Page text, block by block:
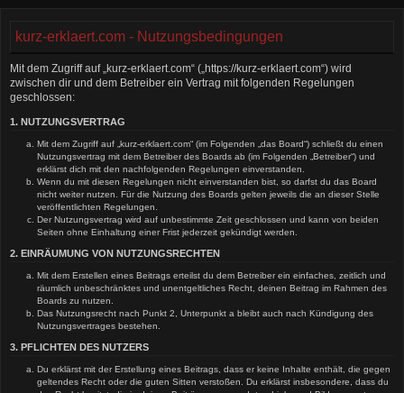
kurz-erklaert.com - Nutzungsbedingungen
Mit dem Zugriff auf „kurz-erklaert.com“ („https://kurz-erklaert.com“) wird
zwischen dir und dem Betreiber ein Vertrag mit folgenden Regelungen
geschlossen:
1. NUTZUNGSVERTRAG
Mit dem Zugriff auf „kurz-erklaert.com“ (im Folgenden „das Board“) schließt du einen
Nutzungsvertrag mit dem Betreiber des Boards ab (im Folgenden „Betreiber“) und
erklärst dich mit den nachfolgenden Regelungen einverstanden.
Wenn du mit diesen Regelungen nicht einverstanden bist, so darfst du das Board
nicht weiter nutzen. Für die Nutzung des Boards gelten jeweils die an dieser Stelle
veröffentlichten Regelungen.
Der Nutzungsvertrag wird auf unbestimmte Zeit geschlossen und kann von beiden
Seiten ohne Einhaltung einer Frist jederzeit gekündigt werden.
2. EINRÄUMUNG VON NUTZUNGSRECHTEN
Mit dem Erstellen eines Beitrags erteilst du dem Betreiber ein einfaches, zeitlich und
räumlich unbeschränktes und unentgeltliches Recht, deinen Beitrag im Rahmen des
Boards zu nutzen.
Das Nutzungsrecht nach Punkt 2, Unterpunkt a bleibt auch nach Kündigung des
Nutzungsvertrages bestehen.
3. PFLICHTEN DES NUTZERS
Du erklärst mit der Erstellung eines Beitrags, dass er keine Inhalte enthält, die gegen
geltendes Recht oder die guten Sitten verstoßen. Du erklärst insbesondere, dass du